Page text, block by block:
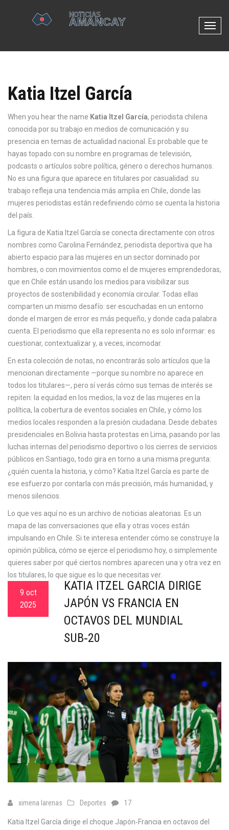
N
v
e
l
c
a
Katia Itzel García
When you hear the name Katia Itzel García, periodista chilena
conocida por su trabajo en medios de comunicación y su
presencia en temas de actualidad nacional
Es probable que te
hayas topado con su nombre en programas de televisión,
podcasts o artículos sobre política, género o derechos humanos.
No es una figura que aparece en titulares por casualidad: su
trabajo refleja una tendencia más amplia en Chile, donde las
mujeres periodistas están redefiniendo cómo se cuenta la historia
del país.
La figura de Katia Itzel García se conecta directamente con otros
nombres como Carolina Fernández, periodista deportiva que ha
abierto espacio para las mujeres en un sector dominado por
hombres, o con movimientos como el de mujeres emprendedoras,
que en Chile están usando los medios para visibilizar sus
proyectos de sostenibilidad y economía circular. Todas ellas
comparten un mismo desafío: ser escuchadas en un entorno
donde el margen de error es más pequeño, y donde cada palabra
cuenta. El periodismo que ella representa no es solo informar: es
cuestionar, contextualizar y, a veces, incomodar.
En esta colección de notas, no encontrarás solo artículos que la
mencionan directamente —porque su nombre no aparece en
todos los titulares—, pero sí verás cómo sus temas de interés se
repiten: la equidad en los medios, la voz de las mujeres en la
política, la cobertura de eventos sociales en Chile, y cómo los
medios locales responden a la presión ciudadana. Desde debates
presidenciales en Bolivia hasta protestas en Lima, pasando por las
luchas internas del periodismo deportivo o los cierres de servicios
públicos en Santiago, todo gira en torno a una misma pregunta:
¿quién cuenta la historia, y cómo? Katia Itzel García es parte de
ese esfuerzo por contarla con más precisión, más humanidad, y
menos silencios.
Lo que ves aquí no es un archivo de noticias aleatorias. Es un
mapa de las conversaciones que ella y otras voces están
impulsando en Chile. Si te interesa entender cómo se construye la
opinión pública, cómo se ejerce el periodismo hoy, o simplemente
quieres saber por qué ciertos nombres aparecen una y otra vez en
los titulares, lo que sigue es lo que necesitas ver.
9 oct
2025
KATIA ITZEL GARCÍA DIRIGE
JAPÓN VS FRANCIA EN
OCTAVOS DEL MUNDIAL
SUB‑20
ximena larenas Deportes 17
Katia Itzel García dirige el choque Japón‑Francia en octavos del